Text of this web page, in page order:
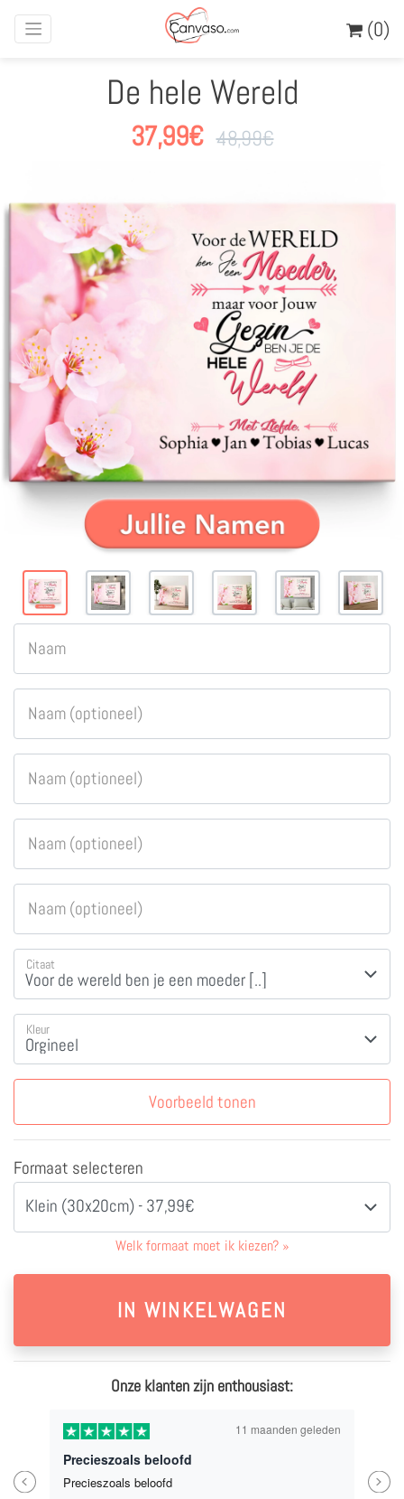
(0)
De hele Wereld
37,99€ 48,99€
Naam
Naam (optioneel)
Naam (optioneel)
Naam (optioneel)
Naam (optioneel)
Citaat
Kleur
Voorbeeld tonen
Formaat selecteren
Klein (30x20cm) - 37,99€
Welk formaat moet ik kiezen? »
Onze klanten zijn enthousiast:
Previous
11 maanden geleden
Precieszoals beloofd
Precieszoals beloofd Next